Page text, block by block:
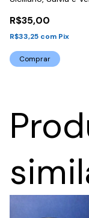
R$35,00
R$33,25 com Pix
Comprar